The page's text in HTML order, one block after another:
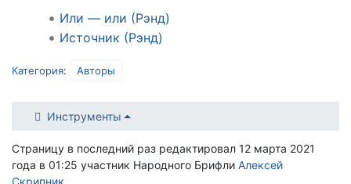
Или — или (Рэнд)
Источник (Рэнд)
Категория: Авторы
Инструменты
Страницу в последний раз редактировал 12 марта 2021
года в 01:25 участник Народного Брифли Алексей
Скрипник